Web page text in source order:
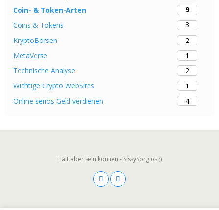
Coin- & Token-Arten
9
Coins & Tokens
3
KryptoBörsen
2
MetaVerse
1
Technische Analyse
2
Wichtige Crypto WebSites
1
Online seriös Geld verdienen
4
Hätt aber sein können - SissySorglos ;)